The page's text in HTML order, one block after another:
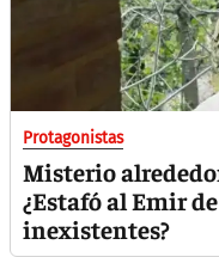
Protagonistas
Misterio
¿Estafó al Emir
inexistentes?